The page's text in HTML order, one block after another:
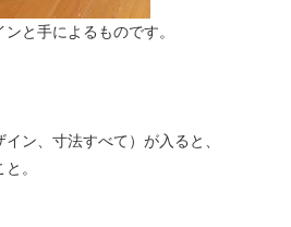
と手によるものです。
ン、寸法すべて）が入ると、
。